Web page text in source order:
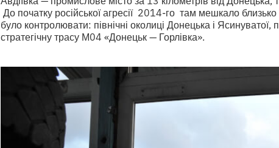
До початку російської агресії 2014-го там мешкало
було контролювати: північні околиці Донецька і Ясинуватої,
стратегічну трасу М04 «Донецьк — Горлівка».